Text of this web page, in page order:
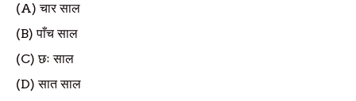
(A)चार साल
(B)पाँच साल
(C)छः साल
(D)सात साल